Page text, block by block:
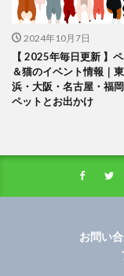
2024年10月7日
【 2025年毎日更新 】
＆猫のイベント情報｜
浜・大阪・名古屋・福
ペットとお出かけ
お問い